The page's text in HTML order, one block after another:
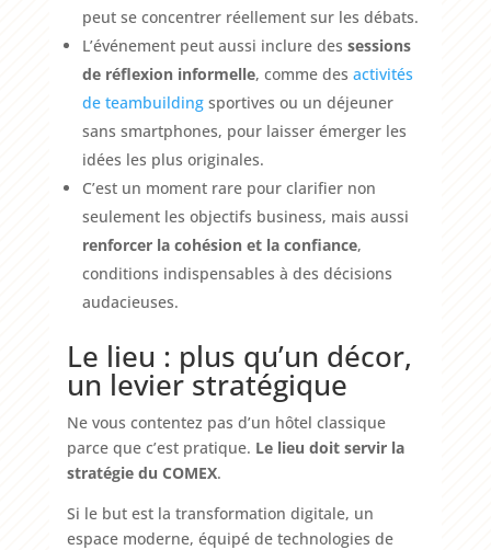
peut se concentrer réellement sur les débats.
L’événement peut aussi inclure des sessions
de réflexion informelle, comme des activités
de teambuildingsportives ou un déjeuner
sans smartphones, pour laisser émerger les
idées les plus originales.
C’est un moment rare pour clarifier non
seulement les objectifs business, mais aussi
renforcer la cohésion et la confiance,
conditions indispensables à des décisions
audacieuses.
Le lieu : plus qu’un décor,
un levier stratégique
Ne vous contentez pas d’un hôtel classique
parce que c’est pratique. Le lieu doit servir la
stratégie du COMEX.
Si le but est la transformation digitale, un
espace moderne, équipé de technologies de